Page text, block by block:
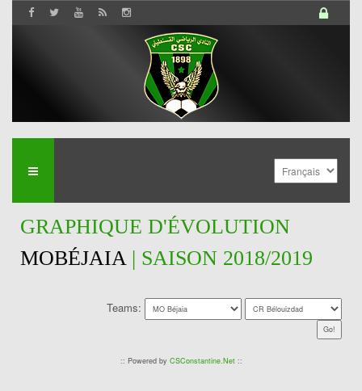
GRAPHIQUE D'ÉVOLUTION
MOBÉJAIA| SAISON 2018/2019
Teams:
:: Powered by CSConstantine.Net::